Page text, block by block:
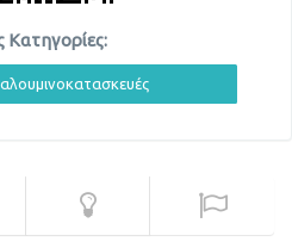
Κατηγορίες:
αλουμινοκατασκευές